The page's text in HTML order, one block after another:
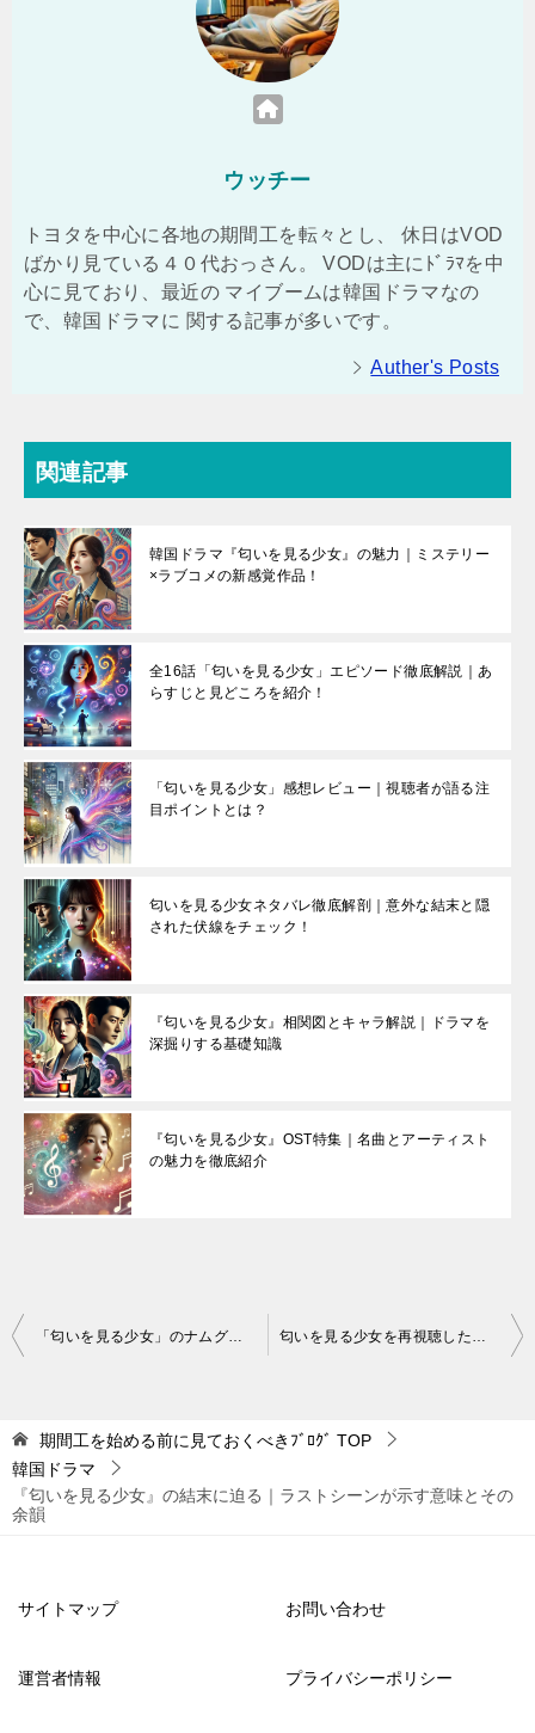
ウッチー
トヨタを中心に各地の期間工を転々とし、 休日はVOD
ばかり見ている４０代おっさん。 VODは主にﾄﾞﾗﾏを中
心に見ており、最近の マイブームは韓国ドラマなの
で、韓国ドラマに 関する記事が多いです。
Auther's Posts
関連記事
韓国ドラマ『匂いを見る少女』の魅力｜ミステリー
×ラブコメの新感覚作品！
全16話「匂いを見る少女」エピソード徹底解説｜あ
らすじと見どころを紹介！
「匂いを見る少女」感想レビュー｜視聴者が語る注
目ポイントとは？
匂いを見る少女ネタバレ徹底解剖｜意外な結末と隠
された伏線をチェック！
『匂いを見る少女』相関図とキャラ解説｜ドラマを
深掘りする基礎知識
『匂いを見る少女』OST特集｜名曲とアーティスト
の魅力を徹底紹介
投
ビ
ゲ
ー
ョ
期間工を始める前に見ておくべきﾌﾞﾛｸﾞ TOP
韓国ドラマ
『匂いを見る少女』の結末に迫る｜ラストシーンが示す意味とその
余韻
サイトマップ お問い合わせ
運営者情報 プライバシーポリシー